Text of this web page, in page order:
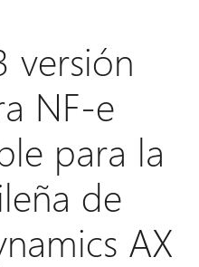
versión
NF-e
para la
de
AX